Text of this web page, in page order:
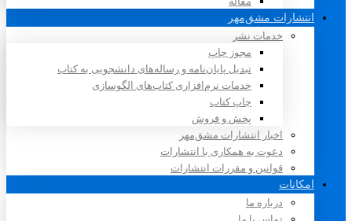
انتشارات مشق‌مهر
خدمات نشر
مجوز چاپ
تبدیل پایان‌نامه و رساله‌های دانشجویی به کتاب
خدمات نرم‌افزاری کتاب‌های الگوسازی
چاپ کتاب
پخش و فروش
اخبار انتشارات مشق‌مهر
دعوت به همکاری با انتشارات
قوانین و مقررات انتشارات
امکانات
درباره ما